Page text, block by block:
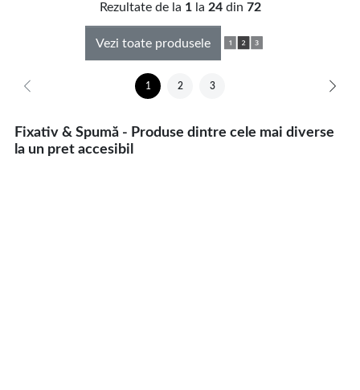
Rezultate de la 1la 24din 72
Vezi toate produsele
1 2 3
Fixativ & Spumă - Produse dintre cele mai diverse
la un pret accesibil